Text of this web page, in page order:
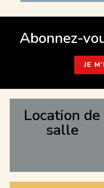
Abonnez-
JE
Location de
salle